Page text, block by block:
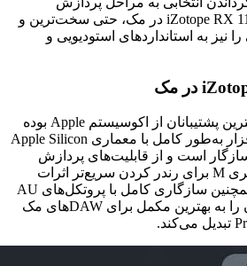
iZotope RX در مک، حتی سخت‌ترین و
نیز به استانداردهای استودیویی و
در مک
پشتیبانان از اکوسیستم Apple بوده
Apple Silicon
است و از قابلیت‌های پردازش
M برای رندر کردن سریع‌تر اثرات
سازگاری کامل با پروتکل‌های AU
را به بهترین مکمل برای DAWهای مک
تبدیل می‌کند.